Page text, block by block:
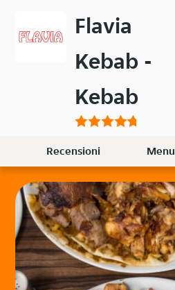
contenuto
Flavia
Kebab -
Kebab
Recensioni Menu